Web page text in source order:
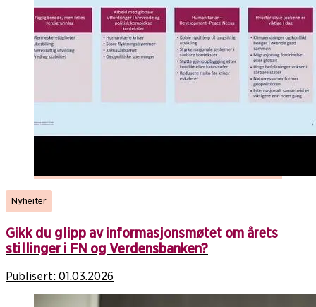
Nyheiter
Gikk du glipp av informasjonsmøtet om årets
stillinger i FN og Verdensbanken?
Publisert: 01.03.2026